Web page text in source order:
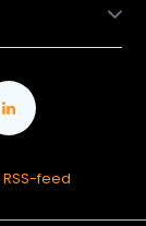
RSS-feed